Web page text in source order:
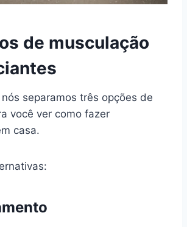
de musculação
separamos três opções de
você ver como fazer
casa.